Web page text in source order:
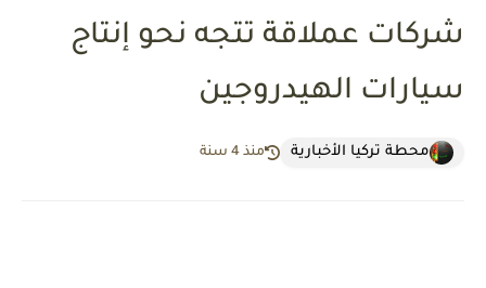
شركات عملاقة تتجه نحو إنتاج
سيارات الهيدروجين
محطة تركيا الأخبارية منذ 4 سنة